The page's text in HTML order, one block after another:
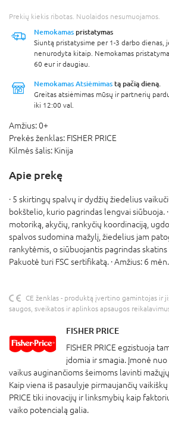
Prekių kiekis ribotas. Nuolaidos nesumuojamos.
Nemokamas pristatymas
Siuntą pristatysime per 1-3 darbo dienas,
nenurodyta kitaip. Nemokamas
60 eur ir daugiau.
Nemokamas Atsiėmimas tą pačią dieną.
Greitas atsiėmimas mūsų ir partnerių
iki 12:00 val.
Amžius:0+
Prekės ženklas: FISHER PRICE
Kilmės šalis: Kinija
Apie prekę
· 5 skirtingų spalvų ir dydžių žiedelius
bokštelio, kurio pagrindas lengvai siūbuoja.
motoriką, akyčių, rankyčių koordinaciją,
spalvos sudomina mažylį, žiedelius jam
rankytėmis, o siūbuojantis pagrindas
Pakuotė turi FSC sertifikatą. · Amžius: 6
CE ženklas - produktą įvertino gamintojas ir
saugos, sveikatos ir aplinkos apsaugos
FISHER PRICE
FISHER PRICE egzistuoja
įdomia ir smagia. Įmonė
vaikus auginančioms šeimoms lavinti
Kaip viena iš pasaulyje pirmaujančių
PRICE tiki inovacijų ir linksmybių kaip
vaiko potencialą galia.